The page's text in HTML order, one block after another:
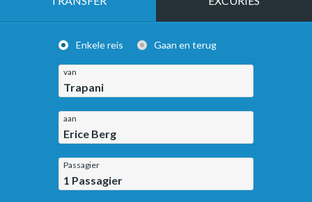
Enkele reis Gaan en terug
van
Trapani
aan
Erice Berg
Passagier
1 Passagier